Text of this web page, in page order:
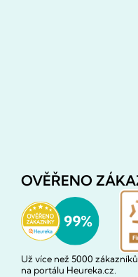
OVĚŘENO
Už více než 5000
na portálu Heureka.cz.